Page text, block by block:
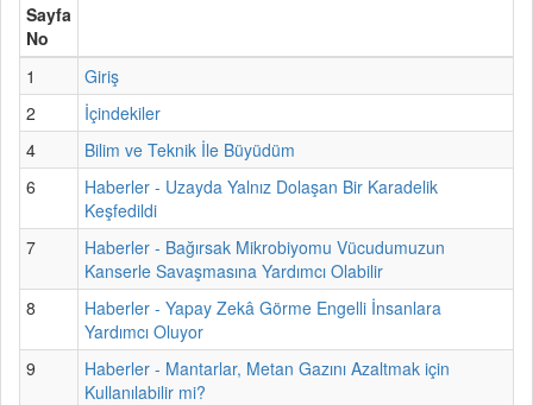
Sayfa
No
1
Giriş
2
İçindekiler
4
Bilim ve Teknik İle Büyüdüm
6
Haberler - Uzayda Yalnız Dolaşan Bir Karadelik
Keşfedildi
7
Haberler - Bağırsak Mikrobiyomu Vücudumuzun
Kanserle Savaşmasına Yardımcı Olabilir
8
Haberler - Yapay Zekâ Görme Engelli İnsanlara
Yardımcı Oluyor
9
Haberler - Mantarlar, Metan Gazını Azaltmak için
Kullanılabilir mi?